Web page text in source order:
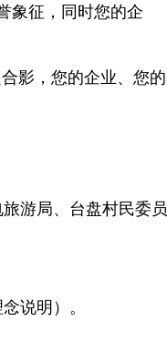
象征，同时您的企
影，您的企业、您的
游局、台盘村民委员
说明）。